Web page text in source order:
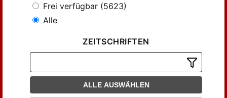
Frei verfügbar (5623)
Alle
ZEITSCHRIFTEN
ALLE AUSWÄHLEN